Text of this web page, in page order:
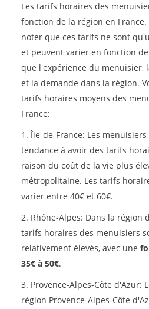
Les tarifs horaires des
fonction de la région en
noter que ces tarifs ne sont
et peuvent varier en fonction
que l'expérience du menuisier,
et la demande dans la région.
tarifs horaires moyens des
France:
1. Île-de-France: Les
tendance à avoir des tarifs
raison du coût de la vie plus
métropolitaine. Les tarifs
varier entre 40€ et 60€.
2. Rhône-Alpes: Dans la région
tarifs horaires des menuisiers
relativement élevés, avec une
35€ à 50€.
3. Provence-Alpes-Côte d'Azur:
région Provence-Alpes-Côte